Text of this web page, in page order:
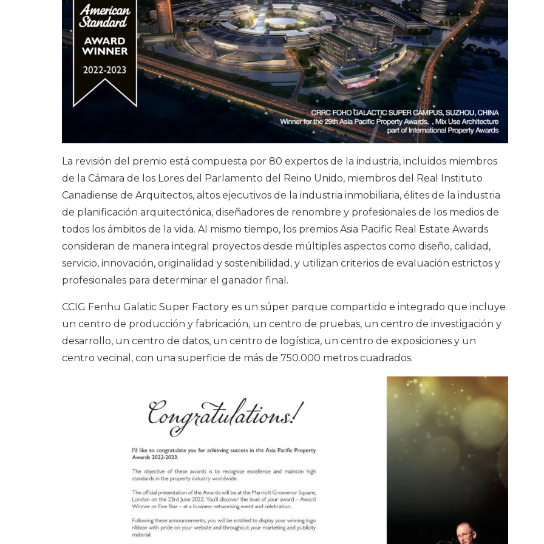
La revisión del premio está compuesta por 80 expertos de la industria, incluidos miembros
de la Cámara de los Lores del Parlamento del Reino Unido, miembros del Real Instituto
Canadiense de Arquitectos, altos ejecutivos de la industria inmobiliaria, élites de la industria
de planificación arquitectónica, diseñadores de renombre y profesionales de los medios de
todos los ámbitos de la vida. Al mismo tiempo, los premios Asia Pacific Real Estate Awards
consideran de manera integral proyectos desde múltiples aspectos como diseño, calidad,
servicio, innovación, originalidad y sostenibilidad, y utilizan criterios de evaluación estrictos y
profesionales para determinar el ganador final.
CCIG Fenhu Galatic Super Factory es un súper parque compartido e integrado que incluye
un centro de producción y fabricación, un centro de pruebas, un centro de investigación y
desarrollo, un centro de datos, un centro de logística, un centro de exposiciones y un
centro vecinal, con una superficie de más de 750.000 metros cuadrados.